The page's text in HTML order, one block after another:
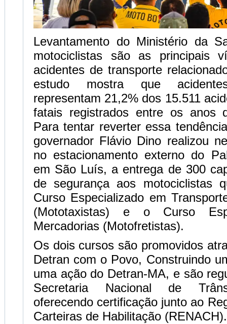
Levantamento do Ministério da
motociclistas são as principais
acidentes de transporte
estudo mostra que
representam 21,2% dos 15.511
fatais registrados entre os anos
Para tentar reverter essa
governador Flávio Dino realizou
no estacionamento externo do
em São Luís, a entrega de 300
de segurança aos motociclistas
Curso Especializado em
(Mototaxistas) e o Curso
Mercadorias (Motofretistas).
Os dois cursos são promovidos
Detran com o Povo, Construindo
uma ação do Detran-MA, e são
Secretaria Nacional de
oferecendo certificação junto ao
Carteiras de Habilitação (RENACH).